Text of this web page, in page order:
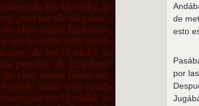
de
esto
por